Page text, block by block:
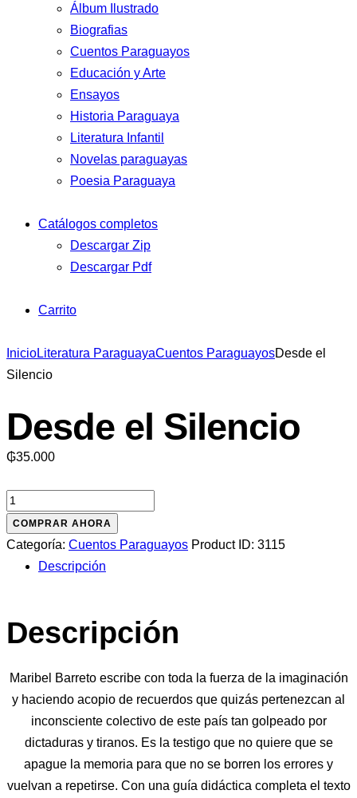
Álbum Ilustrado
Biografias
Cuentos Paraguayos
Educación y Arte
Ensayos
Historia Paraguaya
Literatura Infantil
Novelas paraguayas
Poesia Paraguaya
Catálogos completos
Descargar Zip
Descargar Pdf
Carrito
InicioLiteratura ParaguayaCuentos ParaguayosDesde el
Silencio
Desde el Silencio
₲35.000
Desde
el
Silencio
cantidad
COMPRAR AHORA
Categoría: Cuentos Paraguayos Product ID: 3115
Descripción
Descripción
Maribel Barreto escribe con toda la fuerza de la imaginación
y haciendo acopio de recuerdos que quizás pertenezcan al
inconsciente colectivo de este país tan golpeado por
dictaduras y tiranos. Es la testigo que no quiere que se
apague la memoria para que no se borren los errores y
vuelvan a repetirse. Con una guía didáctica completa el texto